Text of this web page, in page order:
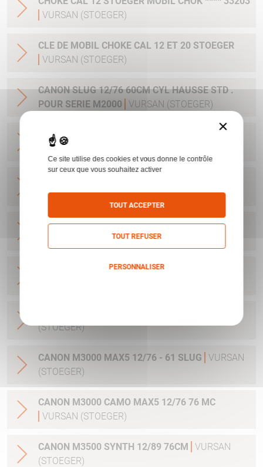
VURSAN (STOEGER)
CLE DE MOBIL CHOKE CAL 12 ET 20 STOEGER
VURSAN (STOEGER)
CANON SLUG 12/76 60CM CYL HAUSSE STD .
POUR SERIE M2000
VURSAN (STOEGER)
CANON BV 12/76 71CM MC VURSAN
(STOEGER)
VURSAN (STOEGER)
CANON SLUG 12/76 61CM CYL POUR MOD 3000
VURSAN (STOEGER)
CANON 12/76 66CM POUR MOD 3000
(STOEGER)
CANON M3000 MAX5 12/76 - 61 SLUG
VURSAN
(STOEGER)
CANON M3000 CAMO MAX5 12/76 76 MC
VURSAN (STOEGER)
CANON M3500 SYNTH 12/89 76CM
VURSAN
(STOEGER)
×
Ce site utilise des cookies et vous donne le contrôle
sur ceux que vous souhaitez activer
TOUT ACCEPTER
TOUT REFUSER
PERSONNALISER